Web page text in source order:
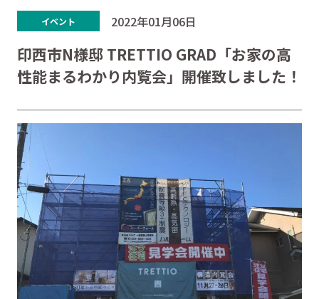
イベント 2022年01月06日
印西市N様邸 TRETTIO GRAD「お家の高
性能まるわかり内覧会」開催致しました！